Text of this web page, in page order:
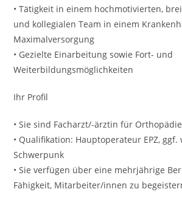
• Tätigkeit in einem hochmotivierten,
und kollegialen Team in einem
Maximalversorgung
• Gezielte Einarbeitung sowie Fort- und
Weiterbildungsmöglichkeiten
Ihr Profil
• Sie sind Facharzt/-ärztin für
• Qualifikation: Hauptoperateur EPZ,
Schwerpunk
• Sie verfügen über eine mehrjährige
Fähigkeit, Mitarbeiter/innen zu